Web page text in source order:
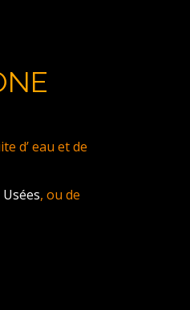
d’ eau et de
Usées, ou de